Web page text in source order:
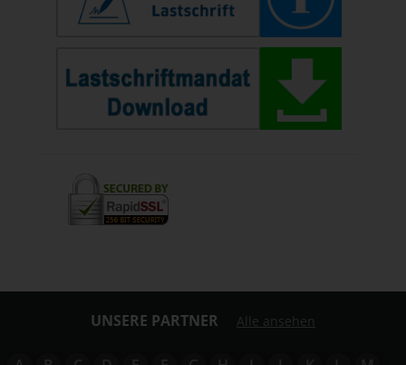
UNSERE PARTNER Alle ansehen